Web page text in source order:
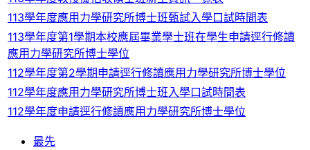
113學年度應用力學研究所博士班甄試入學口試時間表
113學年度第1學期本校應屆畢業學士班在學生申請逕行修讀
應用力學研究所博士學位
112學年度第2學期申請逕行修讀應用力學研究所博士學位
112學年度應用力學研究所博士班入學口試時間表
112學年度申請逕行修讀應用力學研究所博士學位
最先